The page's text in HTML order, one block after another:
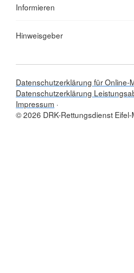
Informieren
Hinweisgeber
Datenschutzerklärung für Online-
Datenschutzerklärung
Impressum
© 2026 DRK-Rettungsdienst